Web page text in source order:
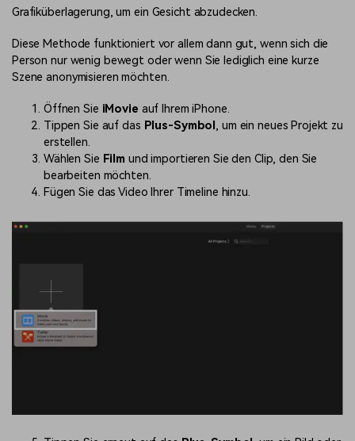
Grafiküberlagerung, um ein Gesicht abzudecken.
Diese Methode funktioniert vor allem dann gut, wenn sich die
Person nur wenig bewegt oder wenn Sie lediglich eine kurze
Szene anonymisieren möchten.
Öffnen Sie iMovie auf Ihrem iPhone.
Tippen Sie auf das Plus-Symbol , um ein neues Projekt zu
erstellen.
Wählen Sie Film und importieren Sie den Clip, den Sie
bearbeiten möchten.
Fügen Sie das Video Ihrer Timeline hinzu.